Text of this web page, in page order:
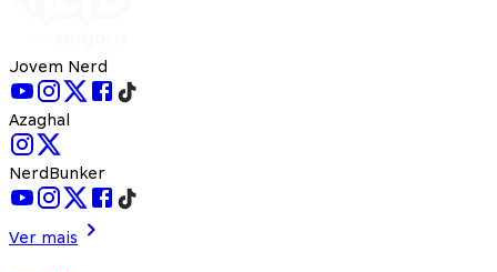
Jovem Nerd
Azaghal
NerdBunker
Ver mais